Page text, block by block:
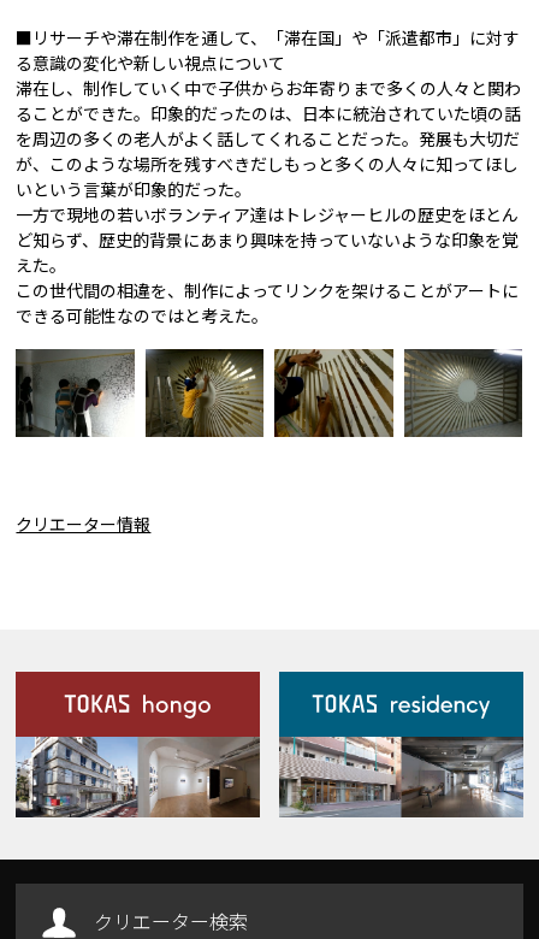
■リサーチや滞在制作を通して、「滞在国」や「派遣都市」に対す
る意識の変化や新しい視点について
滞在し、制作していく中で子供からお年寄りまで多くの人々と関わ
ることができた。印象的だったのは、日本に統治されていた頃の話
を周辺の多くの老人がよく話してくれることだった。発展も大切だ
が、このような場所を残すべきだしもっと多くの人々に知ってほし
いという言葉が印象的だった。
一方で現地の若いボランティア達はトレジャーヒルの歴史をほとん
ど知らず、歴史的背景にあまり興味を持っていないような印象を覚
えた。
この世代間の相違を、制作によってリンクを架けることがアートに
できる可能性なのではと考えた。
クリエーター情報
施設案内
Our Facilities
クリエーター検索